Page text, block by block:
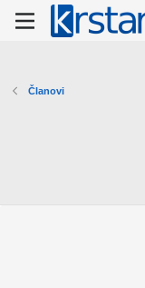
Članovi